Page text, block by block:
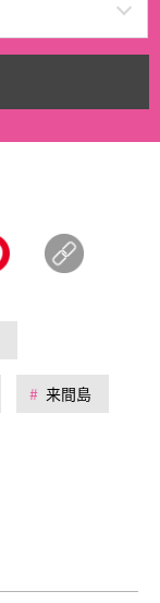
来間島